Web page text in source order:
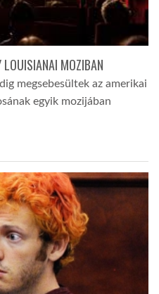
MOZIBAN
megsebesültek az amerikai
egyik mozijában